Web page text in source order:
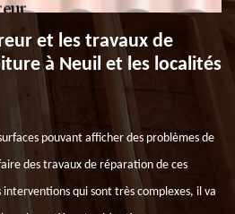
et les travaux de
à Neuil et les localités
pouvant afficher des problèmes de
des travaux de réparation de ces
qui sont très complexes, il va